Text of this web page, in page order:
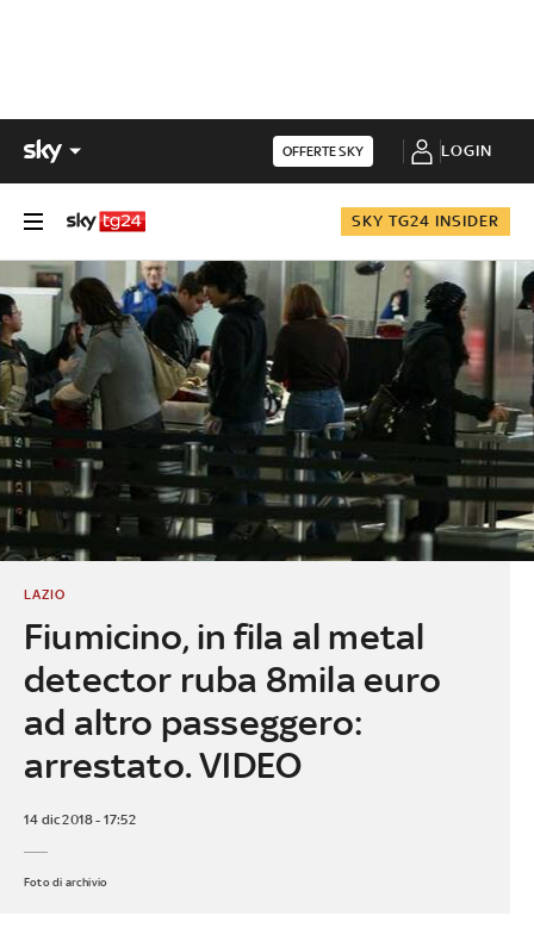
OFFERTE SKY LOGIN
SKY TG24 INSIDER
Fiumicino, in fila al metal
detector ruba 8mila euro
ad altro passeggero:
arrestato. VIDEO
LAZIO
14 dic 2018 - 17:52
Foto di archivio